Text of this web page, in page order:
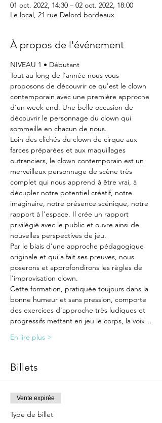
01 oct. 2022, 14:30 – 02 oct. 2022, 18:00
Le local, 21 rue Delord bordeaux
À propos de l'événement
NIVEAU 1 • Débutant
Tout au long de l'année nous vous
proposons de découvrir ce qu'est le clown
contemporain avec une première approche
d'un week end. Une belle occasion de
découvrir le personnage du clown qui
sommeille en chacun de nous.
Loin des clichés du clown de cirque aux
farces préparées et aux maquillages
outranciers, le clown contemporain est un
merveilleux personnage de scène très
complet qui nous apprend à être vrai, à
décupler notre potentiel créatif, notre
imaginaire, notre présence scénique, notre
rapport à l'espace. Il crée un rapport
privilégié avec le public et ouvre ainsi de
nouvelles perspectives de jeu.
Par le biais d'une approche pédagogique
originale et qui a fait ses preuves, nous
poserons et approfondirons les règles de
l'improvisation clown.
Cette formation, pratiquée toujours dans la
bonne humeur et sans pression, comporte
des exercices d'approche très ludiques et
progressifs mettant en jeu le corps, la voix…
En lire plus >
Billets
Vente expirée
Type de billet